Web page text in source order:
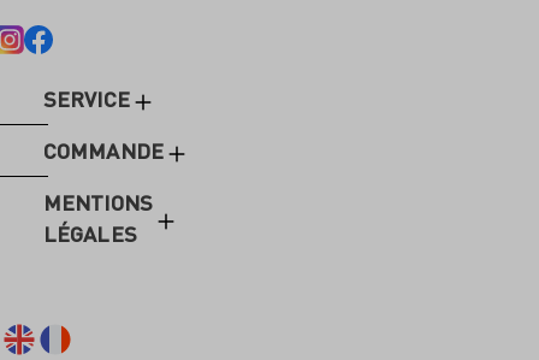
SERVICE
COMMANDE
MENTIONS
LÉGALES